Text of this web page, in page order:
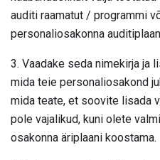
auditi raamatut / programmi
personaliosakonna
3. Vaadake seda nimekirja ja
mida teie personaliosakond
mida teate, et soovite lisada
pole vajalikud, kuni olete
osakonna äriplaani koostama.